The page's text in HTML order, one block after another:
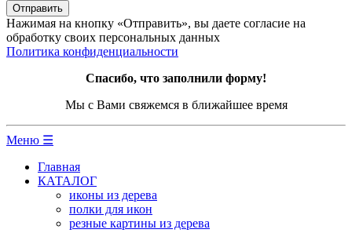
Нажимая на кнопку «Отправить», вы даете согласие на
обработку своих персональных данных
Политика конфиденциальности
Спасибо, что заполнили форму!
Мы с Вами свяжемся в ближайшее время
Меню ☰
Главная
КАТАЛОГ
иконы из дерева
полки для икон
резные картины из дерева